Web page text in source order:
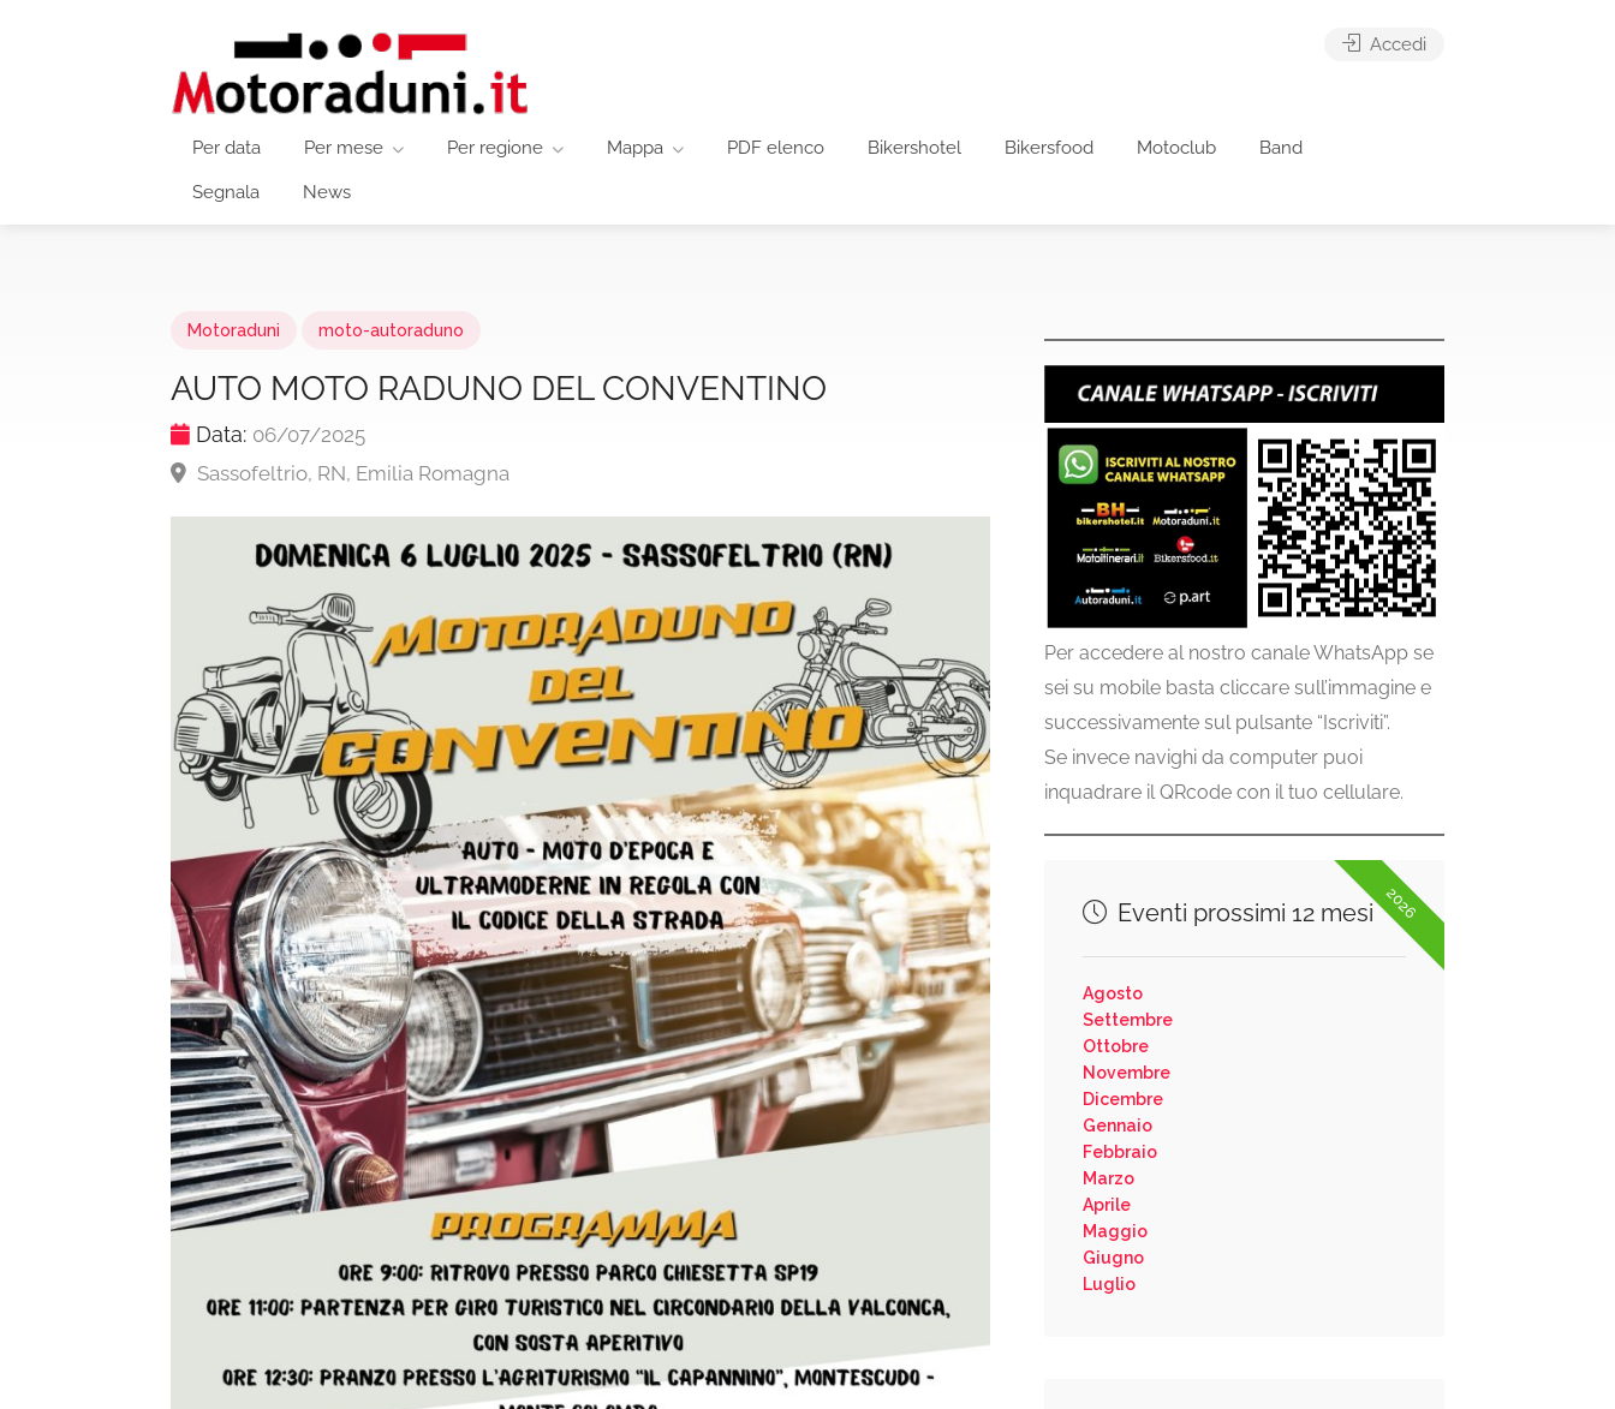
Per data Per mese Per regione Mappa PDF elenco Bikershotel Bikersfood Motoclub Band
Segnala News
Accedi
Motoraduni moto-autoraduno
AUTO MOTO RADUNO DEL CONVENTINO
Data: 06/07/2025
Sassofeltrio, RN, Emilia Romagna
Per accedere al nostro canale WhatsApp se
sei su mobile basta cliccare sull’immagine e
successivamente sul pulsante “Iscriviti”.
Se invece navighi da computer puoi
inquadrare il QRcode con il tuo cellulare.
2026
Eventi prossimi 12 mesi
Agosto
Settembre
Ottobre
Novembre
Dicembre
Gennaio
Febbraio
Marzo
Aprile
Maggio
Giugno
Luglio